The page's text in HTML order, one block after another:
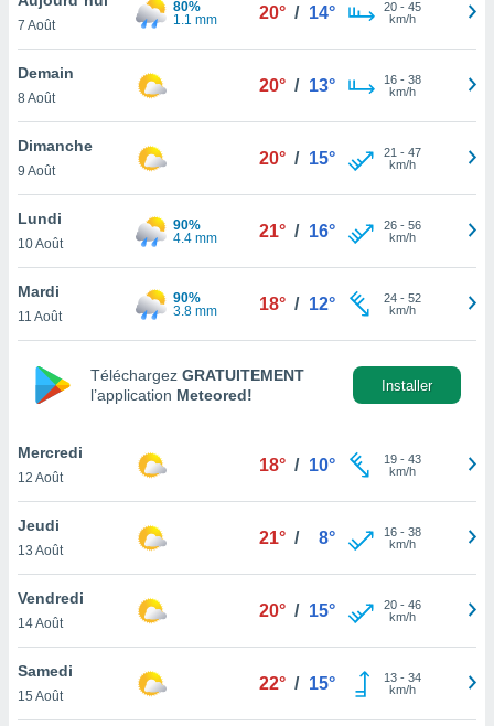
et
»,
au
vous
qu'ils
ou
le
ainsi
un
la
du
votre
à
7 Août
80%
1.1 mm
20° / 14° 20- 45
km/h
Demain
8 Août
20° / 13° 16- 38
km/h
Dimanche
9 Août
20° / 15° 21 - 47
km/h
Lundi
10 Août
90%
4.4 mm
21° / 16° 26- 56
km/h
Mardi
11 Août
90%
3.8 mm
18° / 12° 24- 52
km/h
Téléchargez GRATUITEMENT
l’application Meteored!
Installer
Mercredi
12 Août
18° / 10° 19- 43
km/h
Jeudi
13 Août
21° / 8° 16- 38
km/h
Vendredi
14 Août
20° / 15° 20- 46
km/h
Samedi
15 Août
22° / 15° 13- 34
km/h